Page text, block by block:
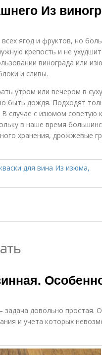
Из
ягод и фруктов, но
крепость и не ухудшит
винограда или
и сливы.
утром или вечером в
быть дождя. Подходят
случае с изюмом советую
в наше время
хранения, дрожжевые
задача довольно простая.
и учета которых